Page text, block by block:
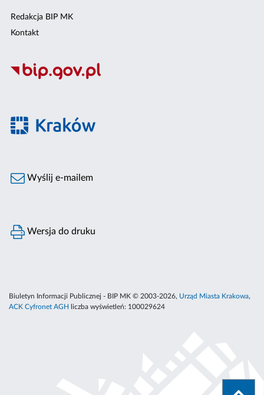
Redakcja BIP MK
Kontakt
Wyślij e-mailem
Wersja do druku
Biuletyn Informacji Publicznej - BIP MK © 2003-2026, Urząd Miasta Krakowa,
ACK Cyfronet AGH
liczba wyświetleń: 100029624